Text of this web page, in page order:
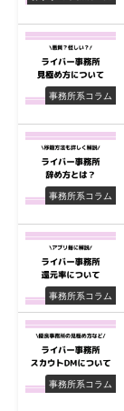
事務所系コラム
事務所系コラム
事務所系コラム
事務所系コラム